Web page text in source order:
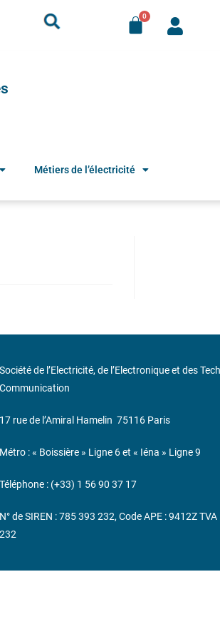
Métiers de l’électricité
Société de l’Electricité, de l’Electronique et des
Communication
17 rue de l’Amiral Hamelin 75116 Paris
Métro : « Boissière » Ligne 6 et « Iéna » Ligne 9
Téléphone : (+33) 1 56 90 37 17
N° de SIREN : 785 393 232, Code APE : 9412Z
232